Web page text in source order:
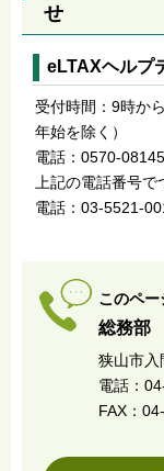
せ
eLTAXヘルプ
受付時間：9時か
年始を除く）
電話：0570-
上記の電話番号
電話：03-5521-
このペ
総務部
狭山市入
電話：
FAX：